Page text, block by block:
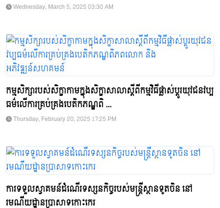
Wednesday, March 5, 2025 03:30 AM
កម្មសិក្សារបស់សិក្ខាកាមក្នុងសិក្ខាសាលាស្តីពីកម្មវិធីផ្លាស់ប្តូរយុវជនវប្ប
ធម៌លើការគ្រប់គ្រងបេតិកភណ្ឌពិ ...
Thursday, February 20, 2025 17:25 PM
ការទទួលស្វាគមន៍ដំណើរទស្សនកិច្ចរបស់មន្រ្តីស្ថានទូតចិន នៅ
រមណីយដ្ឋានប្រាសាទកោះកេរ